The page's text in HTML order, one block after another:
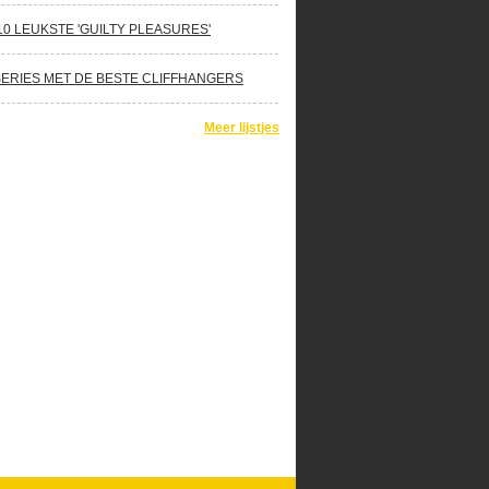
LEUKSTE 'GUILTY PLEASURES'
MET DE BESTE CLIFFHANGERS
Meer lijstjes